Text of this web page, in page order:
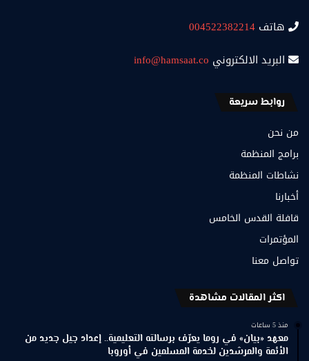
هاتف 004522382214
البريد الالكتروني info@hamsaat.co
روابط سريعة
من نحن
برامج المنظمة
نشاطات المنظمة
أخبارنا
قافلة القدس الخامس
المؤتمرات
تواصل معنا
اكثر المقالات مشاهدة
منذ 5 ساعات
معهد «بيان» في روما يعرّف برسالته التعليمية.. إعداد جيل جديد من
الأئمة والمرشدين لخدمة المسلمين في أوروبا